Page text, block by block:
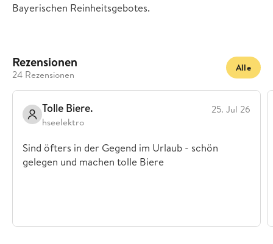
Bayerischen Reinheitsgebotes.
Rezensionen
24 Rezensionen
Alle
Tolle Biere.
hseelektro
25. Jul 26
Sind öfters in der Gegend im Urlaub - schön
gelegen und machen tolle Biere